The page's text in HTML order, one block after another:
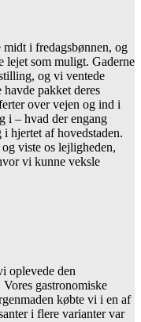
i fredagsbønnen, og
lejet som muligt. Gaderne
og vi ventede
pakket deres
over vejen og ind i
i – hvad der engang
hjertet af hovedstaden.
viste os lejligheden,
vi kunne veksle
oplevede den
gastronomiske
købte vi i en af
i flere varianter var